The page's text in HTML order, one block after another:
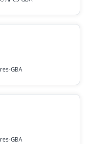
GBA
GBA